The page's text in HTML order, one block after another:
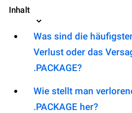
Inhalt
Was sind die
Verlust oder das
.PACKAGE?
Wie stellt man
.PACKAGE her?